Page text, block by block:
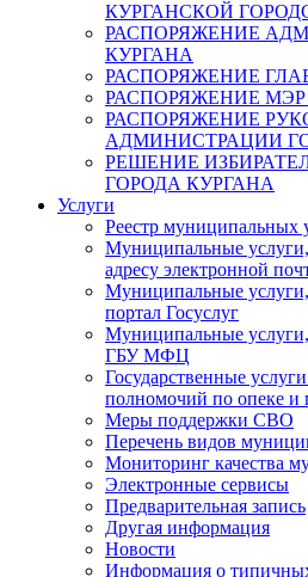
КУРГАНСКОЙ
РАСПОРЯЖЕНИЕ
КУРГАНА
РАСПОРЯЖЕНИЕ
РАСПОРЯЖЕНИЕ
РАСПОРЯЖЕНИЕ
АДМИНИСТРАЦИИ
РЕШЕНИЕ
ГОРОДА КУРГАНА
Услуги
Реестр муниципальных
Муниципальные
адресу электронной
Муниципальные услуги,
портал Госуслуг
Муниципальные услуги,
ГБУ МФЦ
Государственные
полномочий по опеке и
Меры поддержки СВО
Перечень видов
Мониторинг качества
Электронные сервисы
Предварительная запись
Другая информация
Новости
Информация о